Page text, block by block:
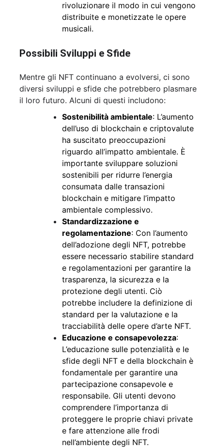
rivoluzionare il modo in cui vengono
distribuite e monetizzate le opere
musicali.
Possibili Sviluppi e Sfide
Mentre gli NFT continuano a evolversi, ci sono
diversi sviluppi e sfide che potrebbero plasmare
il loro futuro. Alcuni di questi includono:
Sostenibilità ambientale: L’aumento
dell’uso di blockchain e criptovalute
ha suscitato preoccupazioni
riguardo all’impatto ambientale. È
importante sviluppare soluzioni
sostenibili per ridurre l’energia
consumata dalle transazioni
blockchain e mitigare l’impatto
ambientale complessivo.
Standardizzazione e
regolamentazione: Con l’aumento
dell’adozione degli NFT, potrebbe
essere necessario stabilire standard
e regolamentazioni per garantire la
trasparenza, la sicurezza e la
protezione degli utenti. Ciò
potrebbe includere la definizione di
standard per la valutazione e la
tracciabilità delle opere d’arte NFT.
Educazione e consapevolezza:
L’educazione sulle potenzialità e le
sfide degli NFT e della blockchain è
fondamentale per garantire una
partecipazione consapevole e
responsabile. Gli utenti devono
comprendere l’importanza di
proteggere le proprie chiavi private
e fare attenzione alle frodi
nell’ambiente degli NFT.